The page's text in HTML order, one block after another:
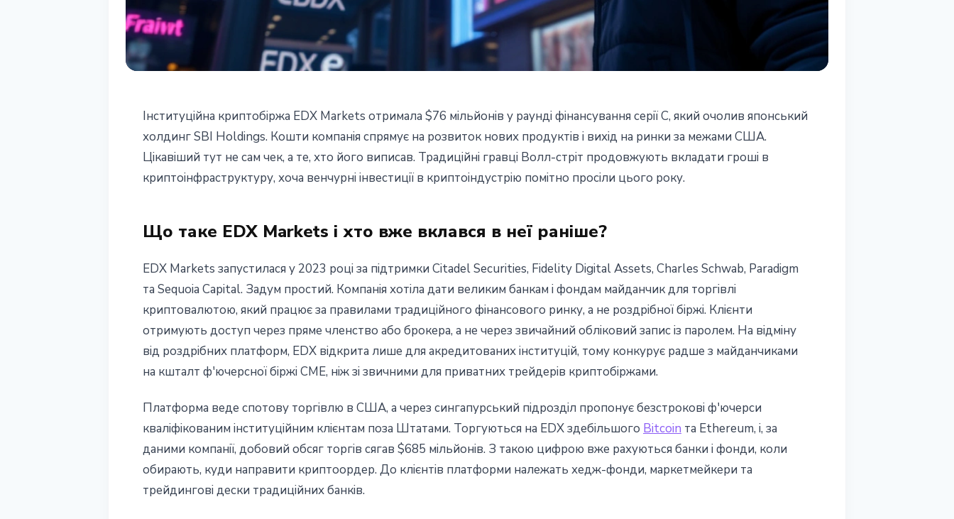
EDX Markets залучила $76 мільйонів на
розвиток інституційної криптобіржі
Інституційна криптобіржа EDX Markets отримала $76 мільйонів у раунді фінансування серії C, який очолив японський
холдинг SBI Holdings. Кошти компанія спрямує на розвиток нових продуктів і вихід на ринки за межами США.
Цікавіший тут не сам чек, а те, хто його виписав. Традиційні гравці Волл-стріт продовжують вкладати гроші в
криптоінфраструктуру, хоча венчурні інвестиції в криптоіндустрію помітно просіли цього року.
Що таке EDX Markets і хто вже вклався в неї раніше?
EDX Markets запустилася у 2023 році за підтримки Citadel Securities, Fidelity Digital Assets, Charles Schwab, Paradigm
та Sequoia Capital. Задум простий. Компанія хотіла дати великим банкам і фондам майданчик для торгівлі
криптовалютою, який працює за правилами традиційного фінансового ринку, а не роздрібної біржі. Клієнти
отримують доступ через пряме членство або брокера, а не через звичайний обліковий запис із паролем. На відміну
від роздрібних платформ, EDX відкрита лише для акредитованих інституцій, тому конкурує радше з майданчиками
на кшталт ф'ючерсної біржі CME, ніж зі звичними для приватних трейдерів криптобіржами.
Платформа веде спотову торгівлю в США, а через сингапурський підрозділ пропонує безстрокові ф'ючерси
кваліфікованим інституційним клієнтам поза Штатами. Торгуються на EDX здебільшого Bitcoin та Ethereum, і, за
даними компанії, добовий обсяг торгів сягав $685 мільйонів. З такою цифрою вже рахуються банки і фонди, коли
обирають, куди направити криптоордер. До клієнтів платформи належать хедж-фонди, маркетмейкери та
трейдингові дески традиційних банків.